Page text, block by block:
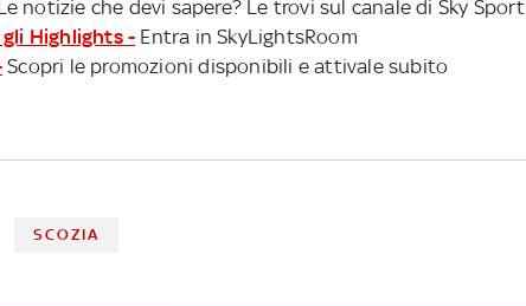
notizie che devi sapere? Le trovi sul canale di Sky Sport
Highlights - Entra in SkyLightsRoom
Scopri le promozioni disponibili e attivale subito
SCOZIA